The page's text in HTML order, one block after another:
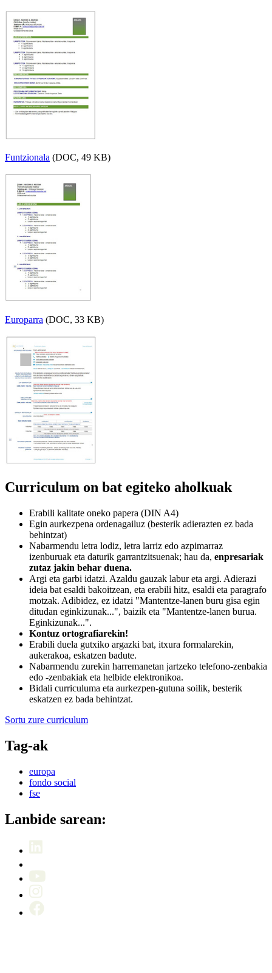
Funtzionala (DOC, 49 KB)
Europarra (DOC, 33 KB)
Curriculum on bat egiteko aholkuak
Erabili kalitate oneko papera (DIN A4)
Egin aurkezpena ordenagailuz (besterik adierazten ez bada
behintzat)
Nabarmendu letra lodiz, letra larriz edo azpimarraz
izenburuak eta daturik garrantzitsuenak; hau da, enpresariak
zutaz jakin behar duena.
Argi eta garbi idatzi. Azaldu gauzak labur eta argi. Adierazi
ideia bat esaldi bakoitzean, eta erabili hitz, esaldi eta paragrafo
motzak. Adibidez, ez idatzi "Mantentze-lanen buru gisa egin
ditudan eginkizunak...", baizik eta "Mantentze-lanen burua.
Eginkizunak...".
Kontuz ortografiarekin!
Erabili duela gutxiko argazki bat, itxura formalarekin,
aukerakoa, eskatzen badute.
Nabarmendu zurekin harremanetan jartzeko telefono-zenbakia
edo -zenbakiak eta helbide elektronikoa.
Bidali curriculuma eta aurkezpen-gutuna soilik, besterik
eskatzen ez bada behintzat.
Sortu zure curriculum
Tag-ak
europa
fondo social
fse
Lanbide sarean: